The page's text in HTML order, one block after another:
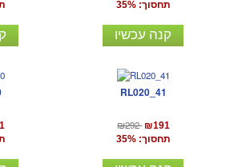
תחסוך: 35%
קנה עכשיו
RL020_41
₪292 ₪191
תחסוך: 35%